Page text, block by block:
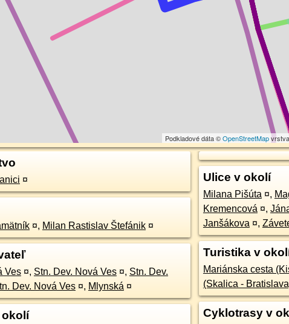
Podkladové dáta ©OpenStreetMap
¤
¤, Milan Rastislav Štefánik ¤
Ves ¤, Stn. Dev. Nová Ves ¤, Stn. Dev.
Dev. Nová Ves ¤, Mlynská ¤
okolí
Ulice v okolí
Milana Pišúta ¤,
Kremencová ¤,
Janšákova ¤,
Turistika v
Mariánska cesta
(Skalica -
Cyklotrasy v